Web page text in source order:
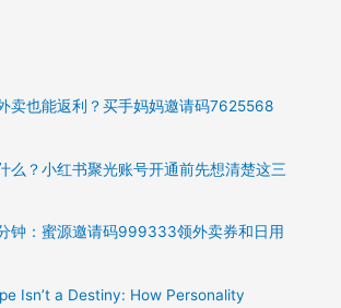
卖也能返利？买手妈妈邀请码7625568
么？小红书聚光账号开通前先想清楚这三
钟：蜜源邀请码999333领外卖券和日用
Isn’t a Destiny: How Personality